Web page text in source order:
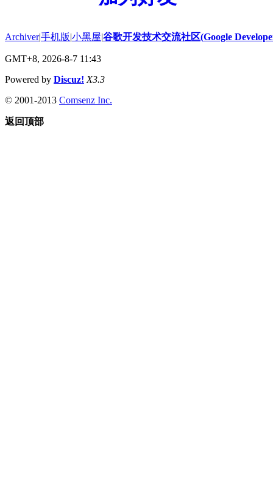
Archiver|手机版|小黑屋|谷歌开发技术交流社区(Google
GMT+8, 2026-8-7 11:43
Powered by Discuz! X3.3
© 2001-2013 Comsenz Inc.
返回顶部